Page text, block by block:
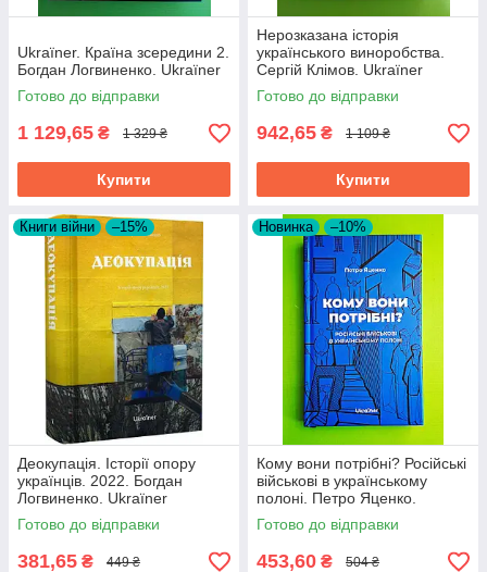
Ukraїner. Країна зсередини 2.
Богдан Логвиненко. Ukraїner
Готово до відправки
1 129,65 ₴ 1 329 ₴
Купити
Нерозказана історія
українського виноробства.
Сергій Клімов. Ukraїner
Готово до відправки
942,65 ₴ 1 109 ₴
Купити
Книги війни –15%
Деокупація. Історії опору
українців. 2022. Богдан
Логвиненко. Ukraїner
Готово до відправки
381,65 ₴ 449 ₴
Новинка –10%
Кому вони потрібні? Російські
військові в українському
полоні. Петро Яценко.
Ukraїner
Готово до відправки
453,60 ₴ 504 ₴